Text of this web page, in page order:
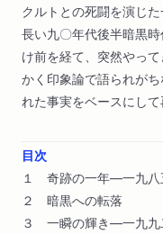
クルトとの死闘を演じ
長い九〇年代後半暗黒
け前を経て、突然やっ
かく印象論で語られが
れた事実をベースにして
目次
１ 奇跡の一年―一九八
２ 暗黒への転落
３ 一瞬の輝き―一九九